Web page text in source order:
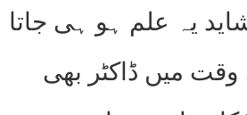
یہ علم ہو ہی جاتا
میں ڈاکٹر بھی